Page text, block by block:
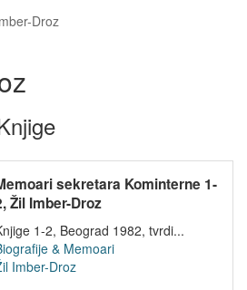
Droz
sekretara Kominterne 1-
Žil Imber-Droz
1-2, Beograd 1982, tvrdi...
& Memoari
Imber-Droz